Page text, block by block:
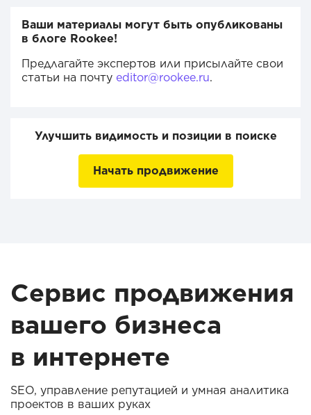
Ваши материалы могут быть опубликованы
в блоге Rookee!
Предлагайте экспертов или присылайте свои
статьи на почту editor@rookee.ru.
Улучшить видимость и позиции в поиске
Начать продвижение
Сервис продвижения
вашего бизнеса
в интернете
SEO, управление репутацией и умная аналитика
проектов в ваших руках